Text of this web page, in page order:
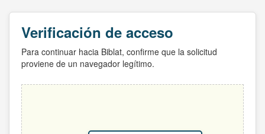
Verificación de acceso
Para continuar hacia Biblat, confirme que la solicitud
proviene de un navegador legítimo.